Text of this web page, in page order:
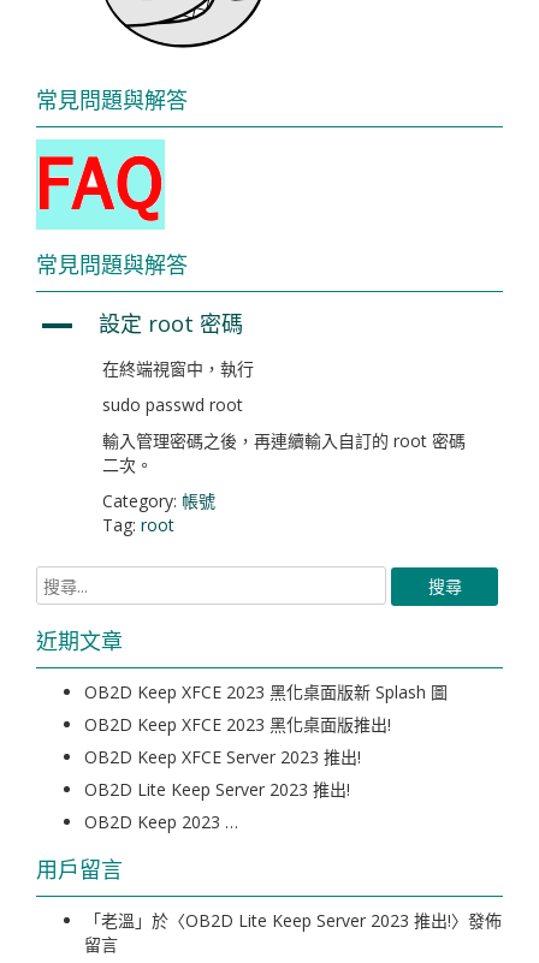
常見問題與解答
常見問題與解答
A 設定 root 密碼
在終端視窗中，執行
sudo passwd root
輸入管理密碼之後，再連續輸入自訂的 root 密碼
二次。
Category: 帳號
Tag: root
近期文章
OB2D Keep XFCE 2023 黑化桌面版新 Splash 圖
OB2D Keep XFCE 2023 黑化桌面版推出!
OB2D Keep XFCE Server 2023 推出!
OB2D Lite Keep Server 2023 推出!
OB2D Keep 2023 …
用戶留言
「老溫 」於〈OB2D Lite Keep Server 2023 推出!〉發佈
留言